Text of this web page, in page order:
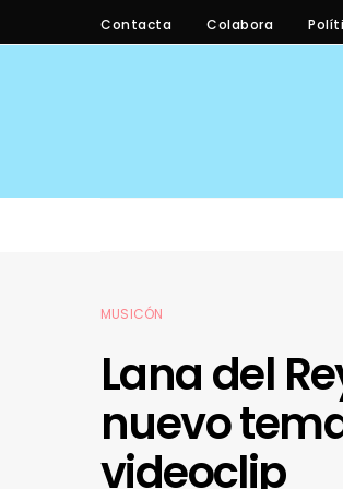
Contacta Colabora
MUSICÓN
Lana del
nuevo
videoclip